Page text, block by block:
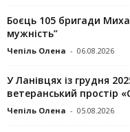
Боєць 105 бригади
мужність”
Чепіль Олена - 06.08.2026
У Ланівцях із грудня
ветеранський простір
Чепіль Олена - 05.08.2026